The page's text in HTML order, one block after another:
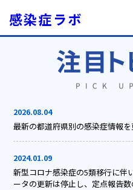
感染症ラボ
2026.08.04
最新の都道府県別の感染症情報を
2024.01.09
新型コロナ感染症の5類移行に伴
ータの更新は停止し、定点報告数